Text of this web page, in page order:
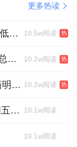
更多热读
杭州顶豪市场加速分化，核心低密资产迎来价值兑现 10.5w阅读 热
加推去化超7成，GCC联泰超总湾再次引爆深圳顶豪市场认购热潮 10.2w阅读 热
中报多项指标再创历史新高 药明康德将高质量发展成果“分发”到位 10.2w阅读 热
越秀集团双案例写入广东“十四五”公共文化答卷，复合文化空间助力青年发展型城市建设 10.1w阅读
10.1w阅读